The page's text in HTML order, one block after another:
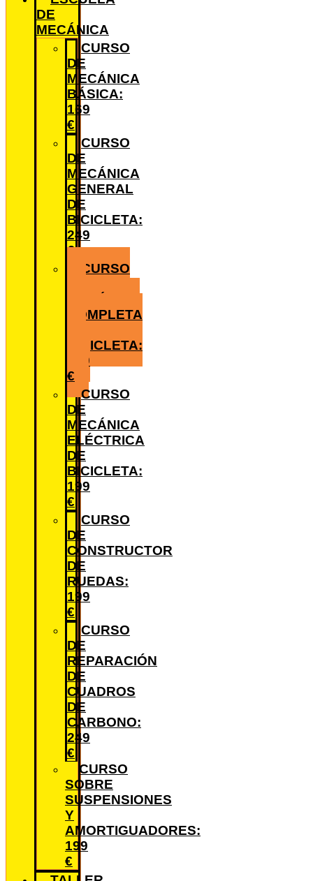
DE
MECÁNICA
CURSO
DE
MECÁNICA
BÁSICA:
169
€
CURSO
DE
MECÁNICA
GENERAL
DE
BICICLETA:
249
€
CURSO
COMPLETA
BICICLETA:
680
€
CURSO
DE
MECÁNICA
ELÉCTRICA
DE
BICICLETA:
199
€
CURSO
DE
CONSTRUCTOR
DE
RUEDAS:
199
€
CURSO
DE
REPARACIÓN
DE
CUADROS
DE
CARBONO:
249
€
CURSO
SOBRE
SUSPENSIONES
Y
AMORTIGUADORES:
199
€